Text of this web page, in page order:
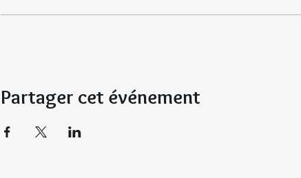
Partager cet événement